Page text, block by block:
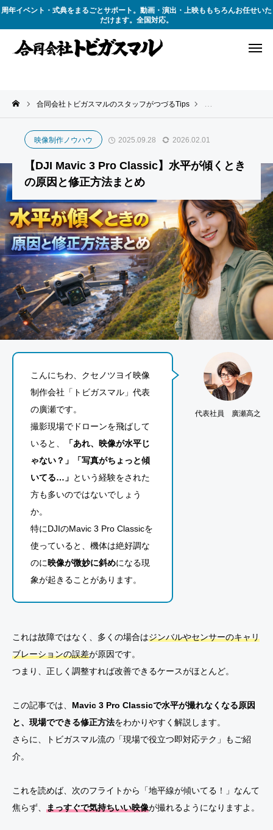
周年イベント・式典をまるごとサポート。動画・演出・上映ももちろんお任せいた
だけます。全国対応。
合同会社トビガスマルのスタッフがつづるTips 撮影テクニック
映像制作ノウハウ 2025.09.28 2026.02.01
【DJI Mavic 3 Pro Classic】水平が傾くとき
の原因と修正方法まとめ
代表社員 廣瀬高之
こんにちわ、クセノツヨイ映像
制作会社「トビガスマル」代表
の廣瀬です。
撮影現場でドローンを飛ばして
いると、
「あれ、映像が水平じ
ゃない？」「写真がちょっと傾
いてる…」 という経験をされた
方も多いのではないでしょう
か。
特にDJIのMavic 3 Pro Classicを
使っていると、機体は絶好調な
のに映像が微妙に斜めになる現
象が起きることがあります。
これは故障ではなく、多くの場合はジンバルやセンサーのキャリ
ブレーションの誤差が原因です。
つまり、正しく調整すれば改善できるケースがほとんど。
この記事では、 Mavic 3 Pro Classicで水平が撮れなくなる原因
と、現場でできる修正方法をわかりやすく解説します。
さらに、トビガスマル流の「現場で役立つ即対応テク」もご紹
介。
これを読めば、次のフライトから「地平線が傾いてる！」なんて
焦らず、 まっすぐで気持ちいい映像が撮れるようになりますよ。